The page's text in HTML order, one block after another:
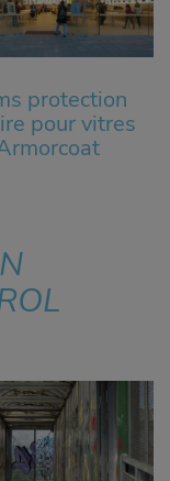
protection
pour vitres